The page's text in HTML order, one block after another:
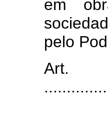
em
pelo